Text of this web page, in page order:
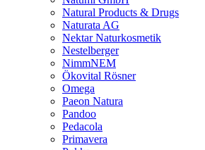
Natural Products & Drugs
Naturata AG
Nektar Naturkosmetik
Nestelberger
NimmNEM
Ökovital Rösner
Omega
Paeon Natura
Pandoo
Pedacola
Primavera